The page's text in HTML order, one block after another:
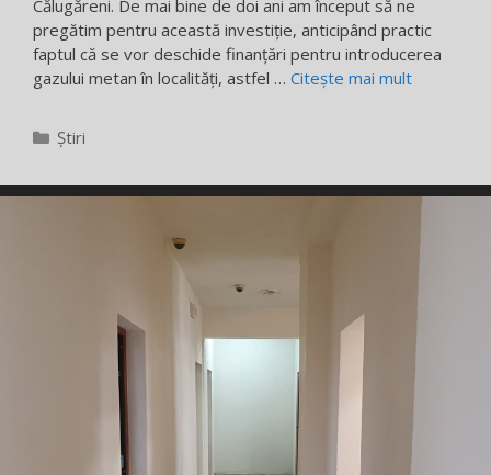
Călugăreni. De mai bine de doi ani am început să ne
pregătim pentru această investiție, anticipând practic
faptul că se vor deschide finanțări pentru introducerea
gazului metan în localități, astfel … Citește mai mult
Categorii
Știri